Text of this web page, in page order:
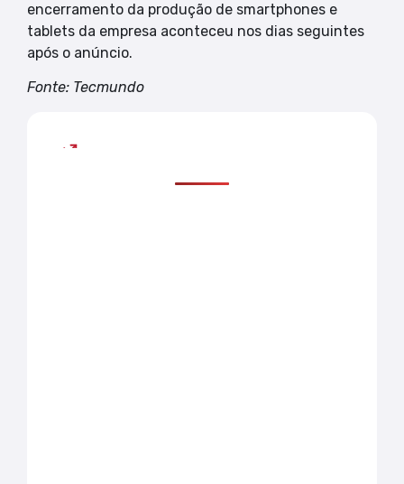
encerramento da produção de smartphones e
tablets da empresa aconteceu nos dias seguintes
após o anúncio.
Fonte: Tecmundo